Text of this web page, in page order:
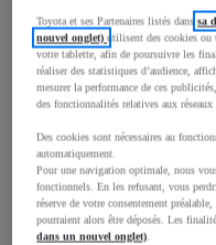
1 765
Consommation mixte
Toyota et ses Partenaires listés danssa
nouvel onglet)utilisent des cookies ou
votre tablette, afin de poursuivre les
réaliser des statistiques d’audience,
mesurer la performance de ces
des fonctionnalités relatives aux réseaux
Des cookies sont nécessaires au
automatiquement.
Pour une navigation optimale, nous
fonctionnels. En les refusant, vous
réserve de votre consentement
pourraient alors être déposés. Les
dans un nouvel onglet).